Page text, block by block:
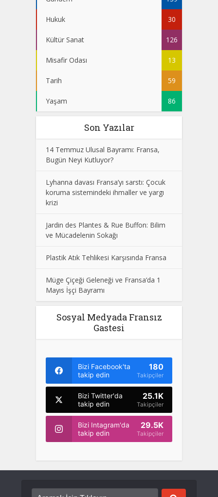
Hukuk 30
Kültür Sanat 126
Misafir Odası 13
Tarih 59
Yaşam 86
Son Yazılar
14 Temmuz Ulusal Bayramı: Fransa,
Bugün Neyi Kutluyor?
Lyhanna davası Fransa’yı sarstı: Çocuk
koruma sistemindeki ihmaller ve yargı
krizi
Jardin des Plantes & Rue Buffon: Bilim
ve Mücadelenin Sokağı
Plastik Atık Tehlikesi Karşısında Fransa
Müge Çiçeği Geleneği ve Fransa’da 1
Mayıs İşçi Bayramı
Sosyal Medyada Fransız
Gastesi
Bizi Facebook'ta
takip edin
180
Takipçiler
Bizi Twitter'da
takip edin
25.1K
Takipçiler
Bizi Intagram'da
takip edin
29.5K
Takipçiler